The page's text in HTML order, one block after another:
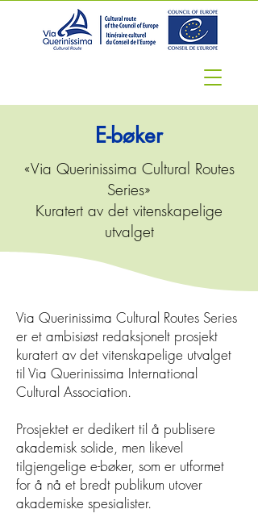
E-bøker
«Via Querinissima Cultural Routes
Series»
Kuratert av det vitenskapelige
utvalget
Via Querinissima Cultural Routes Series
er et ambisiøst redaksjonelt prosjekt
kuratert av det vitenskapelige utvalget
til Via Querinissima International
Cultural Association.
Prosjektet er dedikert til å publisere
akademisk solide, men likevel
tilgjengelige e-bøker, som er utformet
for å nå et bredt publikum utover
akademiske spesialister.